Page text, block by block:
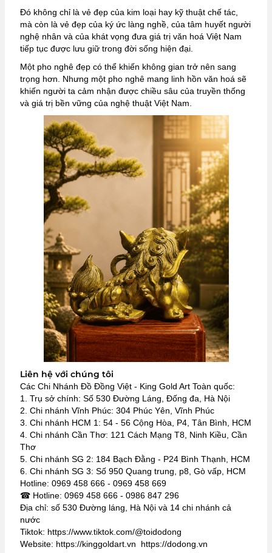
Đó không chỉ là vẻ đẹp của kim loại hay kỹ thuật chế tác,
mà còn là vẻ đẹp của ký ức làng nghề, của tâm huyết người
nghệ nhân và của khát vọng đưa giá trị văn hoá Việt Nam
tiếp tục được lưu giữ trong đời sống hiện đại.
Một pho nghê đẹp có thể khiến không gian trở nên sang
trọng hơn. Nhưng một pho nghê mang linh hồn văn hoá sẽ
khiến người ta cảm nhận được chiều sâu của truyền thống
và giá trị bền vững của nghệ thuật Việt Nam.
Liên hệ với chúng tôi
Các Chi Nhánh Đồ Đồng Việt - King Gold Art Toàn quốc:
1. Trụ sở chính: Số 530 Đường Láng, Đống đa, Hà Nội
2. Chi nhánh Vĩnh Phúc: 304 Phúc Yên, Vĩnh Phúc
3. Chi nhánh HCM 1: 54 - 56 Cộng Hòa, P4, Tân Bình, HCM
4. Chi nhánh Cần Thơ: 121 Cách Mạng T8, Ninh Kiều, Cần
Thơ
5. Chi nhánh SG 2: 184 Bạch Đằng - P24 Bình Thạnh, HCM
6. Chi nhánh SG 3: Số 950 Quang trung, p8, Gò vấp, HCM
Hotline: 0969 458 666 - 0969 458 669
☎ Hotline: 0969 458 666 - 0986 847 296
Địa chỉ: số 530 Đường láng, Hà Nội và 14 chi nhánh cả
nước
Tiktok: https://www.tiktok.com/@toidodong
Website: https://kinggoldart.vn https://dodong.vn